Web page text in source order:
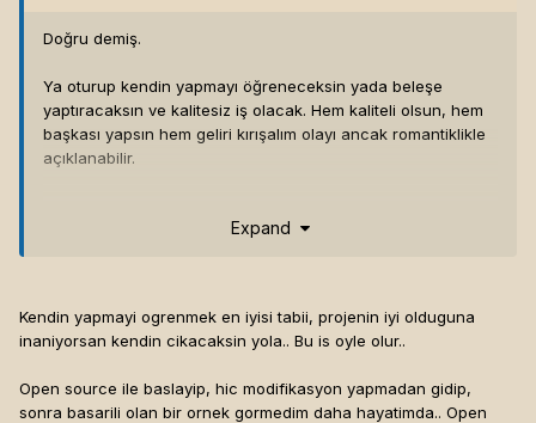
Doğru demiş.
Ya oturup kendin yapmayı öğreneceksin yada beleşe
yaptıracaksın ve kalitesiz iş olacak. Hem kaliteli olsun, hem
başkası yapsın hem geliri kırışalım olayı ancak romantiklikle
açıklanabilir.
dendiğği anda benim cinlerim tepeme çıkıyor mesela :)
Expand
Kendin yapmayi ogrenmek en iyisi tabii, projenin iyi olduguna
inaniyorsan kendin cikacaksin yola.. Bu is oyle olur..
Open source ile baslayip, hic modifikasyon yapmadan gidip,
sonra basarili olan bir ornek gormedim daha hayatimda.. Open